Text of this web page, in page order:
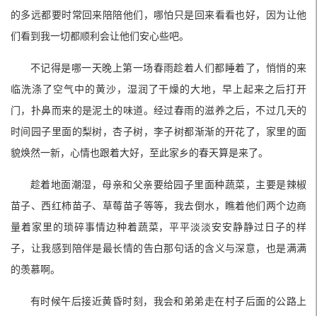
的多远都要时常回来陪陪他们，哪怕只是回来看看也好，因为让他
们看到我一切都顺利会让他们安心些吧。
不记得是哪一天晚上第一场春雨趁着人们都睡着了，悄悄的来
临洗涤了空气中的黄沙，湿润了干燥的大地，早上起来之后打开
门，扑鼻而来的是泥土的味道。经过春雨的滋养之后，不过几天的
时间园子里面的梨树，杏子树，李子树都渐渐的开花了，家里的面
貌焕然一新，心情也跟着大好，至此家乡的春天算是来了。
趁着地面潮湿，母亲和父亲要给园子里面种蔬菜，主要是辣椒
苗子、西红柿苗子、草莓苗子等等，我去倒水，瞧着他们两个边商
量着家里的琐碎事情边种着蔬菜，平平淡淡安安静静过日子的样
子，让我感到陪伴是最长情的告白那句话的含义与深意，也是满满
的羡慕啊。
有时候午后接近黄昏时刻，我会和弟弟走在村子后面的公路上